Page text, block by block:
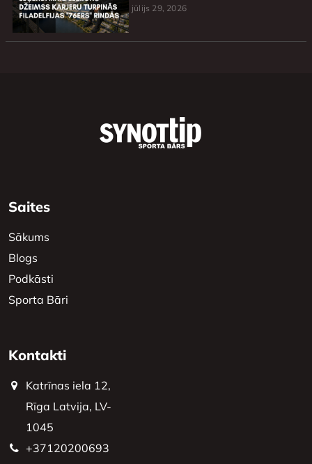
jūlijs 29, 2026
Saites
Sākums
Blogs
Podkāsti
Sporta Bāri
Kontakti
Katrīnas iela 12,
Rīga Latvija, LV-
1045
+37120200693